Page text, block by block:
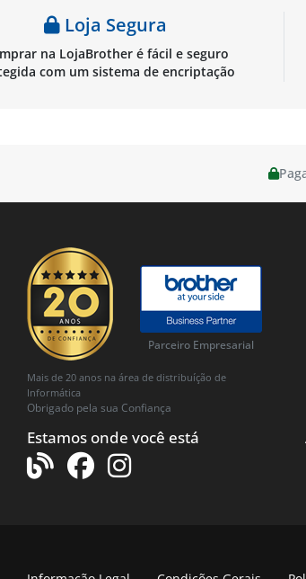
Loja Segura
na LojaBrother é fácil e seguro
com um sistema de encriptação
Parceiro Empresarial
Mais de 20 anos na área de distribuíção de
Informática
Obrigado pela sua Confiança
Estamos onde você está